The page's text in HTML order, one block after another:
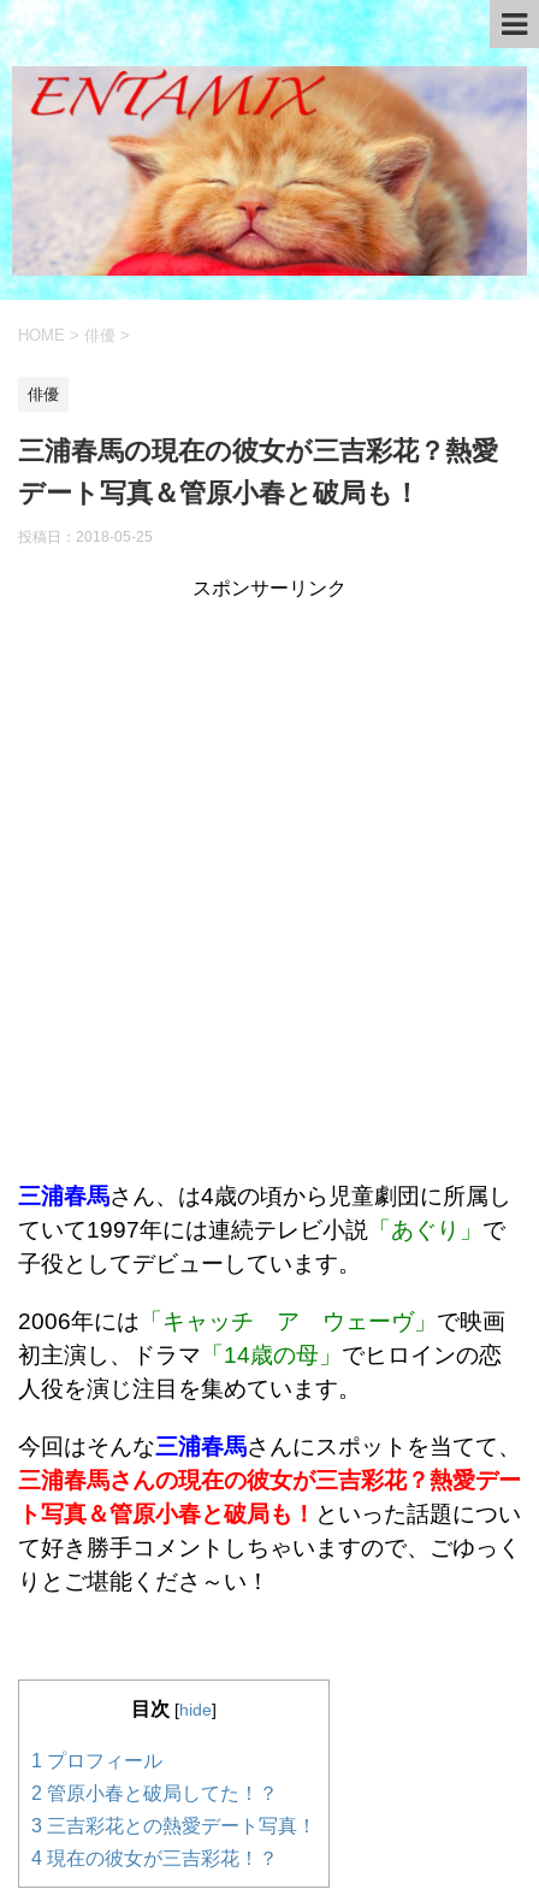
HOME > 俳優 >
俳優
三浦春馬の現在の彼女が三吉彩花？熱愛
デート写真＆管原小春と破局も！
投稿日： 2018-05-25
スポンサーリンク
三浦春馬さん、は4歳の頃から児童劇団に所属し
ていて1997年には連続テレビ小説 「あぐり」 で
子役としてデビューしています。
2006年には 「キャッチ ア ウェーヴ」 で映画
初主演し、ドラマ 「14歳の母」 でヒロインの恋
人役を演じ注目を集めています。
今回はそんな三浦春馬さんにスポットを当てて、
三浦春馬さんの現在の彼女が三吉彩花？熱愛デー
ト写真＆管原小春と破局も！ といった話題につい
て好き勝手コメントしちゃいますので、ごゆっく
りとご堪能くださ～い！
目次 [hide]
1 プロフィール
2 管原小春と破局してた！？
3 三吉彩花との熱愛デート写真！
4 現在の彼女が三吉彩花！？